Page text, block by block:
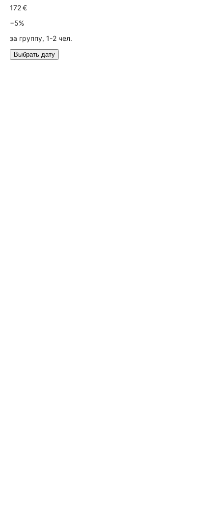
172 €
−5%
за группу, 1-2 чел.
Выбрать дату